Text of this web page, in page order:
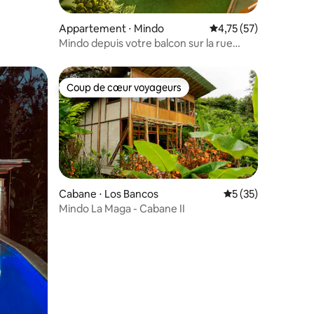
Appartement ⋅ Mindo Évaluation moyenne
4,75 (57)
Mindo depuis votre balcon sur la rue
: 4,97 sur 5
Coup de cœur voyageurs
Coup de cœur voyageurs
Cabane ⋅ Los Bancos Évaluation
5 (35)
Mindo La Maga - Cabane II